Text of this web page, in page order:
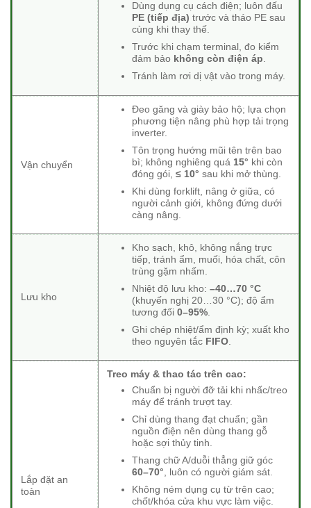
Dùng dụng cụ cách điện; luôn đấu
PE (tiếp địa) trước và tháo PE sau
cùng khi thay thế.
Trước khi chạm terminal, đo kiểm
đảm bảo không còn điện áp.
Tránh làm rơi dị vật vào trong máy.
Vận chuyển
Đeo găng và giày bảo hộ; lựa chọn
phương tiện nâng phù hợp tải trọng
inverter.
Tôn trọng hướng mũi tên trên bao
bì; không nghiêng quá 15° khi còn
đóng gói, ≤ 10° sau khi mở thùng.
Khi dùng forklift, nâng ở giữa, có
người cảnh giới, không đứng dưới
càng nâng.
Lưu kho
Kho sạch, khô, không nắng trực
tiếp, tránh ẩm, muối, hóa chất, côn
trùng gặm nhấm.
Nhiệt độ lưu kho: –40…70 °C
(khuyến nghị 20…30 °C); độ ẩm
tương đối 0–95%.
Ghi chép nhiệt/ẩm định kỳ; xuất kho
theo nguyên tắc FIFO.
Lắp đặt an
toàn
Treo máy & thao tác trên cao:
Chuẩn bị người đỡ tải khi nhấc/treo
máy để tránh trượt tay.
Chỉ dùng thang đạt chuẩn; gần
nguồn điện nên dùng thang gỗ
hoặc sợi thủy tinh.
Thang chữ A/duỗi thẳng giữ góc
60–70° , luôn có người giám sát.
Không ném dụng cụ từ trên cao;
chốt/khóa cửa khu vực làm việc.